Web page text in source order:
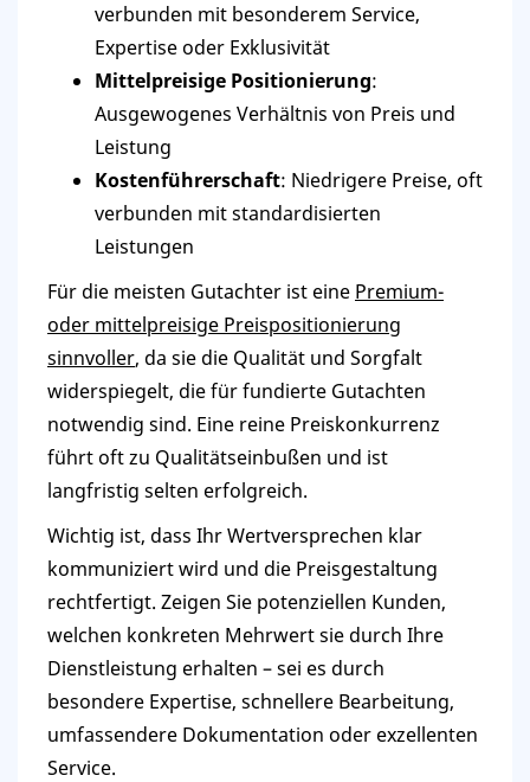
verbunden mit besonderem Service,
Expertise oder Exklusivität
Mittelpreisige Positionierung:
Ausgewogenes Verhältnis von Preis und
Leistung
Kostenführerschaft: Niedrigere Preise, oft
verbunden mit standardisierten
Leistungen
Für die meisten Gutachter ist eine Premium-
oder mittelpreisige Preispositionierung
sinnvoller, da sie die Qualität und Sorgfalt
widerspiegelt, die für fundierte Gutachten
notwendig sind. Eine reine Preiskonkurrenz
führt oft zu Qualitätseinbußen und ist
langfristig selten erfolgreich.
Wichtig ist, dass Ihr Wertversprechen klar
kommuniziert wird und die Preisgestaltung
rechtfertigt. Zeigen Sie potenziellen Kunden,
welchen konkreten Mehrwert sie durch Ihre
Dienstleistung erhalten – sei es durch
besondere Expertise, schnellere Bearbeitung,
umfassendere Dokumentation oder exzellenten
Service.